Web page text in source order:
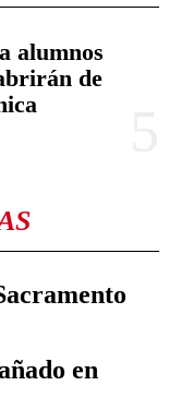
alumnos
de
en